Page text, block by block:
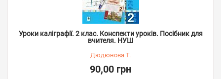
Уроки каліграфії. 2 клас. Конспекти уроків. Посібник для
вчителя. НУШ
Дюдюнова Т.
90,00 грн